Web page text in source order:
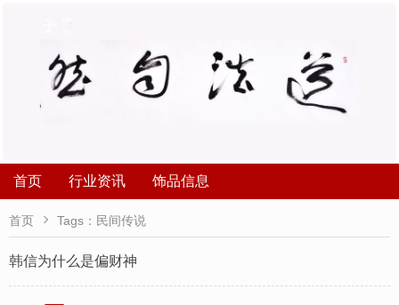
首页 行业资讯 饰品信息
首页  Tags：民间传说
韩信为什么是偏财神